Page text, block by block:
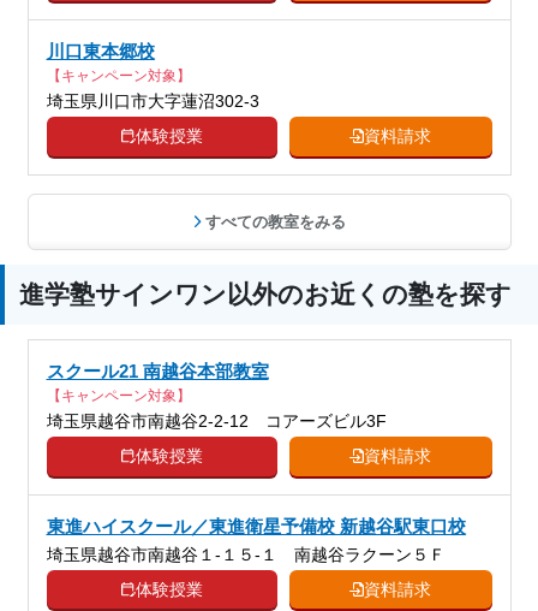
川口東本郷校
【キャンペーン対象】
埼玉県川口市大字蓮沼302-3
体験授業
資料請求
すべての教室をみる
進学塾サインワン以外のお近くの塾を探す
スクール21 南越谷本部教室
【キャンペーン対象】
埼玉県越谷市南越谷2-2-12 コアーズビル3F
体験授業
資料請求
東進ハイスクール／東進衛星予備校 新越谷駅東口校
埼玉県越谷市南越谷１-１５-１ 南越谷ラクーン５Ｆ
体験授業
資料請求